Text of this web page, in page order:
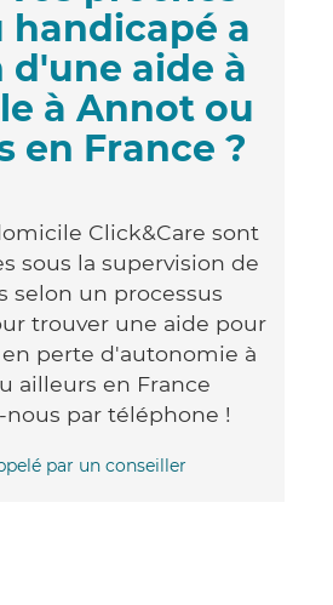
handicapé a
d'une aide à
à Annot ou
en France ?
Click&Care sont
sous la supervision de
selon un processus
trouver une aide pour
perte d'autonomie à
ailleurs en France
par téléphone !
par un conseiller